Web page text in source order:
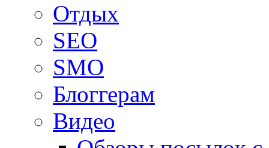
Oтдых
SEO
SMO
Блоггерам
Видео